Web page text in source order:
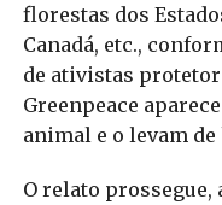
florestas dos
Canadá, etc.,
de ativistas
Greenpeace
animal e o levam
O relato prossegue,